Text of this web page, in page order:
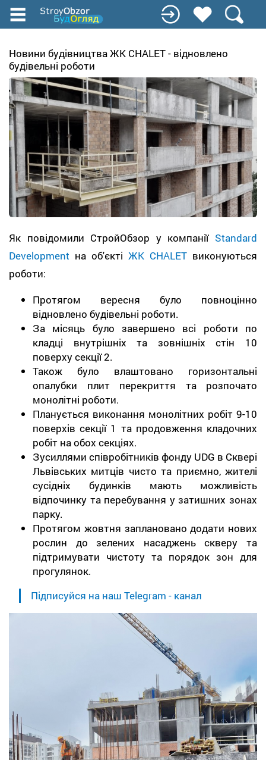
Перейти
до
вмісту
Новини будівництва ЖК CHALET - відновлено
будівельні роботи
Як повідомили СтройОбзор у компанії Standard
Development на об'єкті ЖК CHALET виконуються
роботи:
Протягом вересня було повноцінно
відновлено будівельні роботи.
За місяць було завершено всі роботи по
кладці внутрішніх та зовнішніх стін 10
поверху секції 2.
Також було влаштовано горизонтальні
опалубки плит перекриття та розпочато
монолітні роботи.
Планується виконання монолітних робіт 9-10
поверхів секції 1 та продовження кладочних
робіт на обох секціях.
Зусиллями співробітників фонду UDG в Сквері
Львівських митців чисто та приємно, жителі
сусідніх будинків мають можливість
відпочинку та перебування у затишних зонах
парку.
Протягом жовтня заплановано додати нових
рослин до зелених насаджень скверу та
підтримувати чистоту та порядок зон для
прогулянок.
Підписуйся на наш Telegram - канал